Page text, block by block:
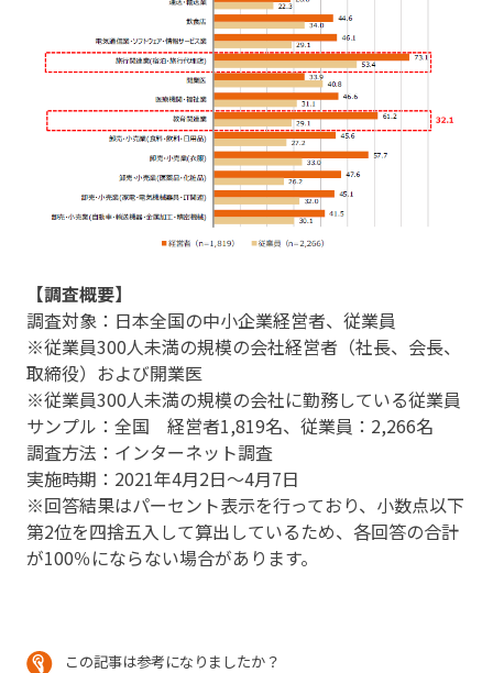
【調査概要】
調査対象：日本全国の中小企業経営者、従業員
※従業員300人未満の規模の会社経営者（社長、会長、
取締役）および開業医
※従業員300人未満の規模の会社に勤務している従業員
サンプル：全国 経営者1,819名、従業員：2,266名
調査方法：インターネット調査
実施時期：2021年4月2日～4月7日
※回答結果はパーセント表示を行っており、小数点以下
第2位を四捨五入して算出しているため、各回答の合計
が100％にならない場合があります。
この記事は参考になりましたか？